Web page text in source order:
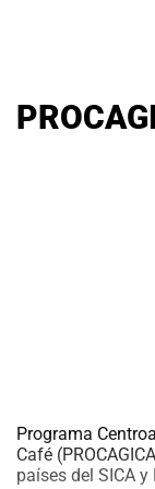
Programa
Café
países del SICA